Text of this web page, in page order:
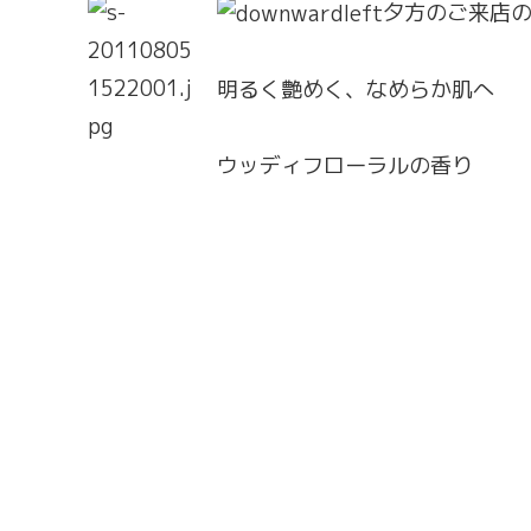
夕方のご来店
明るく艶めく、なめらか肌へ
ウッディフローラルの香り